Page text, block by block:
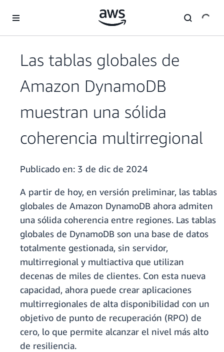
Las tablas globales de
Amazon DynamoDB
muestran una sólida
coherencia multirregional
Publicado en: 3 de dic de 2024
A partir de hoy, en versión preliminar, las tablas
globales de Amazon DynamoDB ahora admiten
una sólida coherencia entre regiones. Las tablas
globales de DynamoDB son una base de datos
totalmente gestionada, sin servidor,
multirregional y multiactiva que utilizan
decenas de miles de clientes. Con esta nueva
capacidad, ahora puede crear aplicaciones
multirregionales de alta disponibilidad con un
objetivo de punto de recuperación (RPO) de
cero, lo que permite alcanzar el nivel más alto
de resiliencia.